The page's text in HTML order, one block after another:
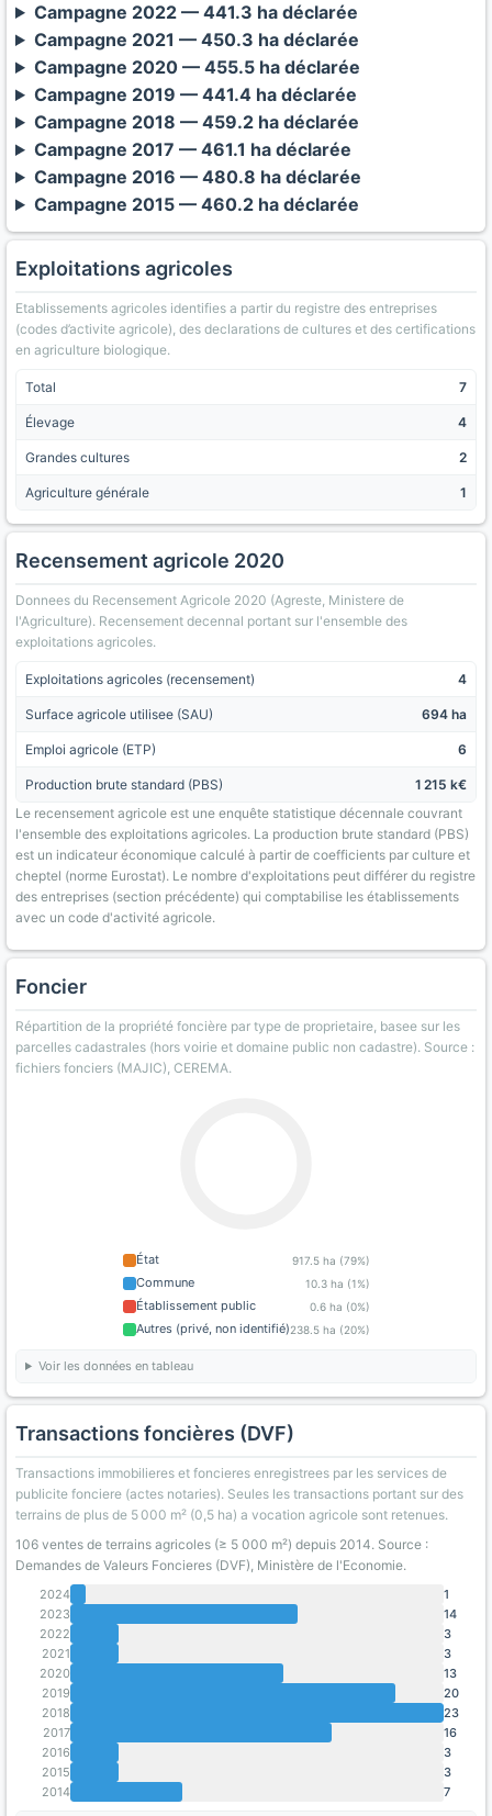
Campagne 2022 — 441.3 ha déclarée
Campagne 2021 — 450.3 ha déclarée
Campagne 2020 — 455.5 ha déclarée
Campagne 2019 — 441.4 ha déclarée
Campagne 2018 — 459.2 ha déclarée
Campagne 2017 — 461.1 ha déclarée
Campagne 2016 — 480.8 ha déclarée
Campagne 2015 — 460.2 ha déclarée
Exploitations agricoles
Etablissements agricoles identifies a partir du registre des entreprises
(codes d’activite agricole), des declarations de cultures et des certifications
en agriculture biologique.
Total 7
Élevage 4
Grandes cultures 2
Agriculture générale 1
Recensement agricole 2020
Donnees du Recensement Agricole 2020 (Agreste, Ministere de
l'Agriculture). Recensement decennal portant sur l'ensemble des
exploitations agricoles.
Exploitations agricoles (recensement) 4
Surface agricole utilisee (SAU) 694 ha
Emploi agricole (ETP) 6
Production brute standard (PBS)
1 215 k€
Le recensement agricole est une enquête statistique décennale couvrant
l'ensemble des exploitations agricoles. La production brute standard (PBS)
est un indicateur économique calculé à partir de coefficients par culture et
cheptel (norme Eurostat). Le nombre d'exploitations peut différer du registre
des entreprises (section précédente) qui comptabilise les établissements
avec un code d'activité agricole.
Foncier
Répartition de la propriété foncière par type de proprietaire, basee sur les
parcelles cadastrales (hors voirie et domaine public non cadastre). Source :
fichiers fonciers (MAJIC), CEREMA.
État 917.5 ha (79%)
Commune 10.3 ha (1%)
Établissement public 0.6 ha (0%)
Autres (privé, non identifié)238.5 ha (20%)
Voir les données en tableau
Transactions foncières (DVF)
Transactions immobilieres et foncieres enregistrees par les services de
publicite fonciere (actes notaries). Seules les transactions portant sur des
terrains de plus de 5 000 m² (0,5 ha) a vocation agricole sont retenues.
106 ventes de terrains agricoles (≥ 5 000 m²) depuis 2014. Source :
Demandes de Valeurs Foncieres (DVF), Ministère de l'Economie.
2024
1
2023
14
2022
3
2021
3
2020
13
2019
20
2018
23
2017
16
2016
3
2015
3
2014
7